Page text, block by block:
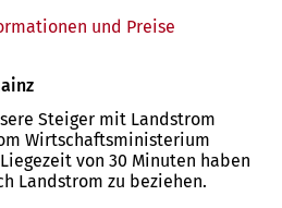
und Preise
Steiger mit Landstrom
Wirtschaftsministerium
von 30 Minuten haben
Landstrom zu beziehen.